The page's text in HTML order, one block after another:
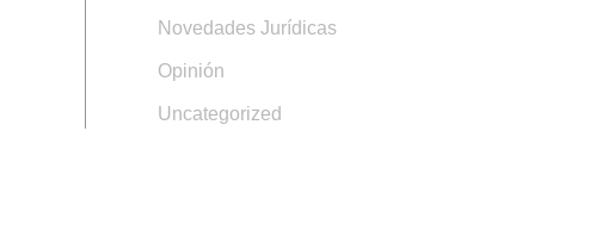
Novedades Jurídicas
Opinión
Uncategorized